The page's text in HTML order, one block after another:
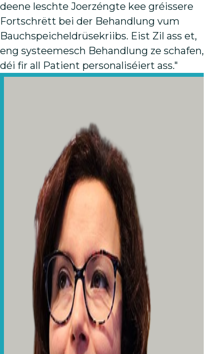
deene leschte Joerzéngte kee gréissere
Fortschrëtt bei der Behandlung vum
Bauchspeicheldrüsekriibs. Eist Zil ass et,
eng systeemesch Behandlung ze schafen,
déi fir all Patient personaliséiert ass."